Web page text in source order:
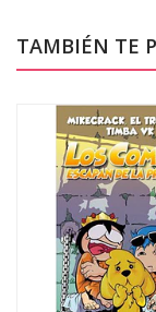
TAMBIÉN TE